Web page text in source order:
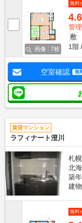
画像 : 7枚
無料
4.6
管
敷
1階
空室確認 無
賃貸マンション
ラフィナート澄川
札
北
築
建
無料